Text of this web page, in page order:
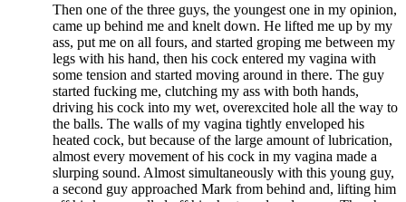
Then one of the three guys, the youngest one in my opinion,
came up behind me and knelt down. He lifted me up by my
ass, put me on all fours, and started groping me between my
legs with his hand, then his cock entered my vagina with
some tension and started moving around in there. The guy
started fucking me, clutching my ass with both hands,
driving his cock into my wet, overexcited hole all the way to
the balls. The walls of my vagina tightly enveloped his
heated cock, but because of the large amount of lubrication,
almost every movement of his cock in my vagina made a
slurping sound. Almost simultaneously with this young guy,
a second guy approached Mark from behind and, lifting him